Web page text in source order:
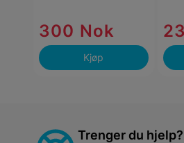
300 Nok
Kjøp
Trenger du hjelp?